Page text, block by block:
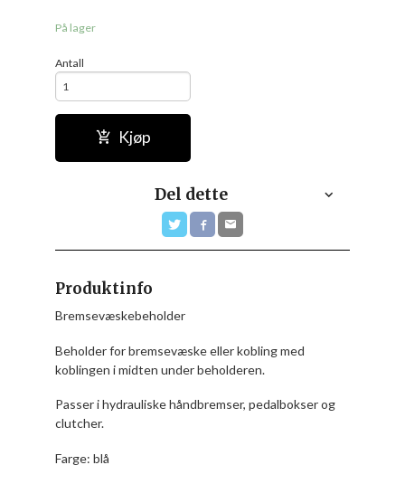
På lager
Antall
Kjøp
Del dette
Produktinfo
Bremsevæskebeholder
Beholder for bremsevæske eller kobling med
koblingen i midten under beholderen.
Passer i hydrauliske håndbremser, pedalbokser og
clutcher.
Farge: blå